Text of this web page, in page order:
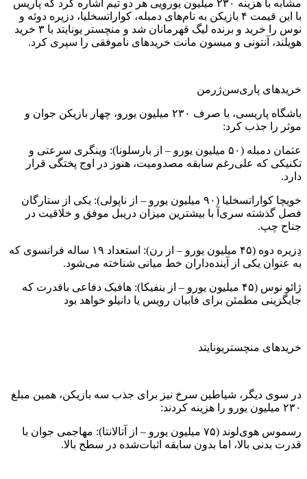
مشابه با هزینه ۲۳۰ میلیون یورویی هر دو تیم اشاره کرد که پاریس
با این قیمت ۴ بازیکن به نام‌های دمبله، کواراتسخلیا، دزیره دوئه و
نوس را خرید و برنده لیگ قهرمانان شد و منچستر یونایتد با ۳ خرید
هویلند، آنتونی و میسون مانت خرید‌های ناموفقی را سپری کرد.
خریدهای پاری‌سن‌ژرمن
باشگاه پاریسی، با صرف ۲۳۰ میلیون یورو، چهار بازیکن جوان و
موثر را جذب کرد:
عثمان دمبله (۵۰ میلیون یورو – از بارسلونا): وینگری سرعتی و
تکنیکی که علی‌رغم سابقه مصدومیت، هنوز در اوج پختگی قرار
دارد.
خویچا کواراتسخلیا (۹۰ میلیون یورو – از ناپولی): یکی از ستارگان
فصل گذشته سری‌آ با بیشترین میزان دریبل موفق و خلاقیت در
جناح چپ.
دِزیره دوه (۴۵ میلیون یورو – از رن): استعداد ۱۹ ساله فرانسوی که
به عنوان یکی از آینده‌داران خط میانی شناخته می‌شود.
ژائو نوس (۴۵ میلیون یورو – از بنفیکا): هافبک دفاعی باقدرت که
جایگزینی مطمئن برای فابیان رویس یا دانیلو خواهد بود
خریدهای منچستریونایتد
در سوی دیگر، شیاطین سرخ نیز برای جذب سه بازیکن، همین مبلغ
۲۳۰ میلیون یورو را هزینه کردند:
رسموس هوی‌لوند (۷۵ میلیون یورو – از آتالانتا): مهاجمی جوان با
قدرت بدنی بالا، اما بدون سابقه اثبات‌شده در سطح بالا.